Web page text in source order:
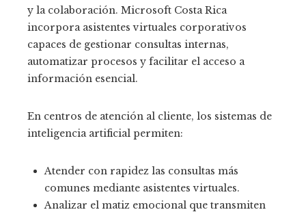
y la colaboración. Microsoft Costa Rica
incorpora asistentes virtuales corporativos
capaces de gestionar consultas internas,
automatizar procesos y facilitar el acceso a
información esencial.
En centros de atención al cliente, los sistemas de
inteligencia artificial permiten:
Atender con rapidez las consultas más
comunes mediante asistentes virtuales.
Analizar el matiz emocional que transmiten